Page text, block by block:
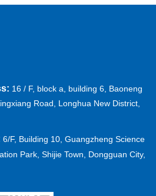
16 / F, block a, building 6, Baoneng
Road, Longhua New District,
6/F, Building 10, Guangzheng Science
Park, Shijie Town, Dongguan City,